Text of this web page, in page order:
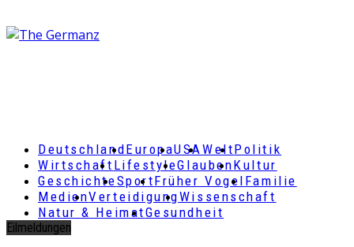
DeutschlandEuropaUSAWeltPolitik
Wirtschaft LifestyleGlaubenKultur
GeschichteSportFrüher Vogel Familie
MedienVerteidigungWissenschaft
Natur & HeimatGesundheit
Eilmeldungen